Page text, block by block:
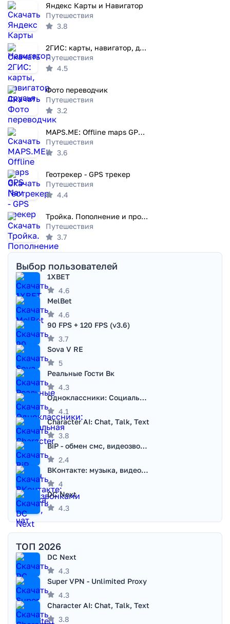
Яндекс Карты и Навигатор
Путешествия
3.8
2ГИС: карты, навигатор, друзья
Путешествия
4.5
Фото переводчик
Путешествия
3.2
MAPS.ME: Offline maps GPS Nav
Путешествия
3.6
Геотрекер - GPS трекер
Путешествия
4.4
Тройка. Пополнение и проверка
Путешествия
3.7
Выбор пользователей
1XBET
4.6
MelBet
4.6
90 FPS + 120 FPS (v3.6)
3.7
Sova V RE
5
Реальные Гости Вк
4.3
Одноклассники: Социальная сеть
4.1
Character AI: Chat, Talk, Text
3.8
BiP - обмен смс, видеозвонками
2.4
ВКонтакте: музыка, видео, чат
4
DC Next
4.3
ТОП 2026
DC Next
4.3
Super VPN - Unlimited Proxy
4.3
Character AI: Chat, Talk, Text
3.8